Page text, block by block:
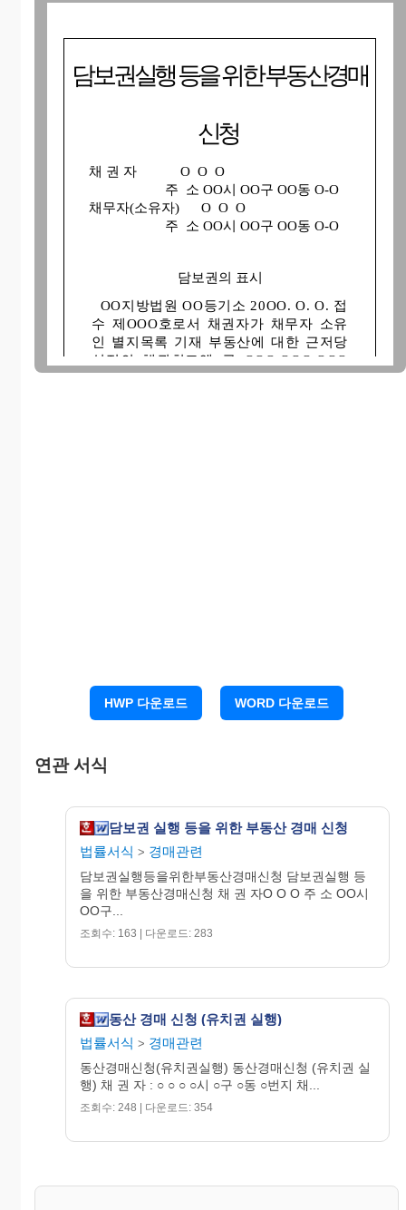
담보권실행 등을 위한 부동산경매
신청
채 권 자
O O O
주 소 OO시 OO구 OO동 O-O
채무자(소유자)
O O O
주 소 OO시 OO구 OO동 O-O
담보권의 표시
OO지방법원 OO등기소 20OO. O. O. 접
수 제OOO호로서 채권자가 채무자 소유
인 별지목록 기재 부동산에 대한 근저당
설정의 채권최고액 금 OOO,OOO,OOO
하여 별지목록 기재 부동산에 대한 임의
경매 개시결정을 구합니다.
1.
채권자는 채무자에 대하여 20OO. O. O.
금 OOO,OOO,OOO원을 변제기 20OO.
O. O. 이율을 연 O할 O푼으로 하여 대여
해 주었습니다.
2.
채권자는 변제기에 이르러 위 대여금의
지불을 요구하였으나, 채무자는 이를 임
의 변제하지 않고 있으므로, 위 담보권 표
시의 저당권에 기하여 별지목록 기재 부
(임의경매) 신청을 하는 바입니다.
첨 부 서 류
1. 등기부등본
2. 차용증
1통
2000 . O .
O .
O O 지 방 법 원 귀 중
HWP 다운로드 WORD 다운로드
연관 서식
담보권 실행 등을 위한 부동산 경매 신청
법률서식 > 경매관련
담보권실행등을위한부동산경매신청 담보권실행 등
을 위한 부동산경매신청 채 권 자O O O 주 소 OO시
OO구...
조회수: 163 | 다운로드: 283
동산 경매 신청 (유치권 실행)
법률서식 > 경매관련
동산경매신청(유치권실행) 동산경매신청 (유치권 실
행) 채 권 자 : ○ ○ ○ ○시 ○구 ○동 ○번지 채...
조회수: 248 | 다운로드: 354